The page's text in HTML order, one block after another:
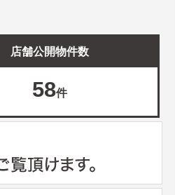
店舗公開物件数
58件